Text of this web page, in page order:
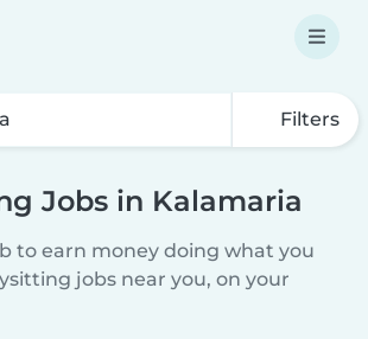
Filters
Jobs in Kalamaria
to earn money doing what you
jobs near you, on your